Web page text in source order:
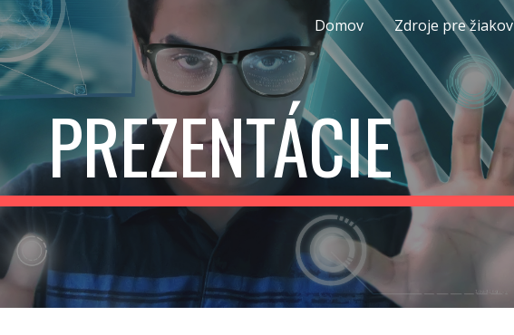
Skip to main content Skip to navigation
Domov Zdroje pre žiakov
PREZENTÁCIE